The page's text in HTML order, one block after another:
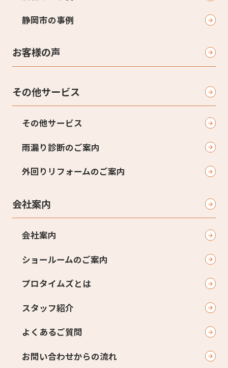
静岡市の事例
お客様の声
その他サービス
その他サービス
雨漏り診断のご案内
外回りリフォームのご案内
会社案内
会社案内
ショールームのご案内
プロタイムズとは
スタッフ紹介
よくあるご質問
お問い合わせからの流れ